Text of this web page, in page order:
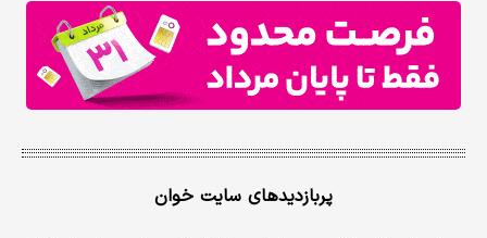
پربازدیدهای سایت خوان